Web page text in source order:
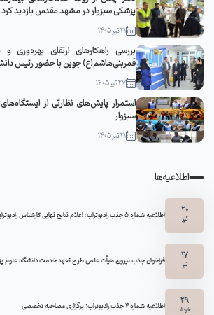
پزشکی سبزوار در مشهد مقدس بازدید کرد
21 تیر 1405
بررسی راهکارهای ارتقای بهره‌وری و
قمربنی‌هاشم(ع) جوین با حضور رئیس
27 تیر 1405
استمرار پایش‌های نظارتی از
سبزوار
21 تیر 1405
اطلاعیه‌ها
20
تیر اطلاعیه شماره 5 جذب رادیوتراپ: اعلام نتایج نهایی کارشناس رادیوتراپی
17
تیر فراخوان جذب نیروی هیأت علمی طرح تعهد خدمت دانشگاه علوم
29
خرداد اطلاعیه شماره ۴ جذب رادیوتراپ: برگزاری مصاحبه تخصصی